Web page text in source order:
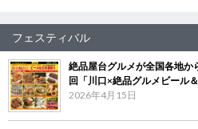
フェスティバル
絶品屋台グルメが全国各地
回「川口×絶品グルメビール
2026年4月15日